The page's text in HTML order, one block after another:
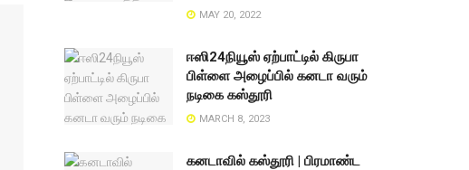
MAY 20, 2022
ஈஸி24நியூஸ் ஏற்பாட்டில் கிருபா
பிள்ளை அழைப்பில் கனடா வரும்
நடிகை கஸ்தூரி
MARCH 8, 2023
கனடாவில் கஸ்தூரி | பிரமாண்ட